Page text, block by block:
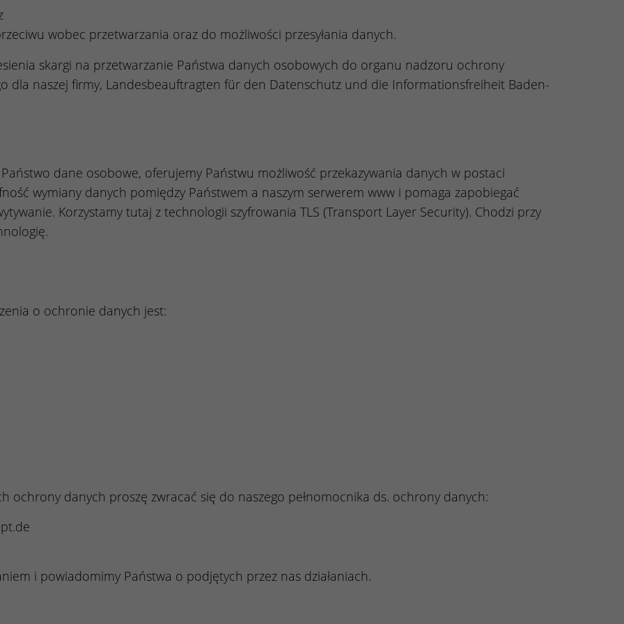
wobec przetwarzania oraz do możliwości przesyłania danych.
skargi na przetwarzanie Państwa danych osobowych do organu nadzoru ochrony
dla naszej firmy, Landesbeauftragten für den Datenschutz und die Informationsfreiheit Baden-
dane osobowe, oferujemy Państwu możliwość przekazywania danych w postaci
wymiany danych pomiędzy Państwem a naszym serwerem www i pomaga zapobiegać
Korzystamy tutaj z technologii szyfrowania TLS (Transport Layer Security). Chodzi przy
o ochronie danych jest:
ochrony danych proszę zwracać się do naszego pełnomocnika ds. ochrony danych:
i powiadomimy Państwa o podjętych przez nas działaniach.